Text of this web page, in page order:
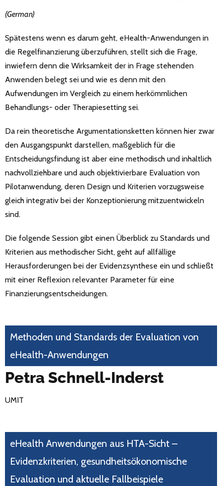
(German)
Spätestens wenn es darum geht, eHealth-Anwendungen in
die Regelfinanzierung überzuführen, stellt sich die Frage,
inwiefern denn die Wirksamkeit der in Frage stehenden
Anwenden belegt sei und wie es denn mit den
Aufwendungen im Vergleich zu einem herkömmlichen
Behandlungs- oder Therapiesetting sei.
Da rein theoretische Argumentationsketten können hier zwar
den Ausgangspunkt darstellen, maßgeblich für die
Entscheidungsfindung ist aber eine methodisch und inhaltlich
nachvollziehbare und auch objektivierbare Evaluation von
Pilotanwendung, deren Design und Kriterien vorzugsweise
gleich integrativ bei der Konzeptionierung mitzuentwickeln
sind.
Die folgende Session gibt einen Überblick zu Standards und
Kriterien aus methodischer Sicht, geht auf allfällige
Herausforderungen bei der Evidenzsynthese ein und schließt
mit einer Reflexion relevanter Parameter für eine
Finanzierungsentscheidungen.
Methoden und Standards der Evaluation von
eHealth-Anwendungen
Petra Schnell-Inderst
UMIT
eHealth Anwendungen aus HTA-Sicht –
Evidenzkriterien, gesundheitsökonomische
Evaluation und aktuelle Fallbeispiele